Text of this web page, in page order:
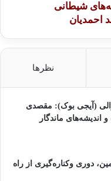
شیطانی
احمدیان
نظرها
(آیجی بوک): مقصدی
اندیشه‌های ماندگار
دوری وکناره‌گیری از راه